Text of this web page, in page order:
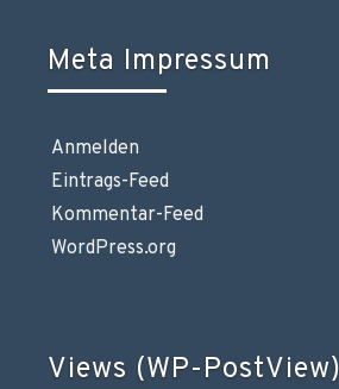
Meta Impressum
Anmelden
Eintrags-Feed
Kommentar-Feed
WordPress.org
Views (WP-PostView)